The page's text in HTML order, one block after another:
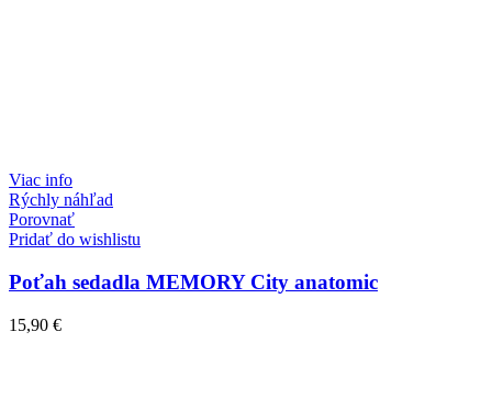
Viac info
Rýchly náhľad
Porovnať
Pridať do wishlistu
Poťah sedadla MEMORY City anatomic
15,90 €